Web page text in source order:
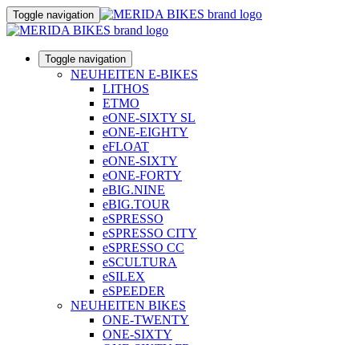
Toggle navigation
Toggle navigation
NEUHEITEN E-BIKES
LITHOS
ETMO
eONE-SIXTY SL
eONE-EIGHTY
eFLOAT
eONE-SIXTY
eONE-FORTY
eBIG.NINE
eBIG.TOUR
eSPRESSO
eSPRESSO CITY
eSPRESSO CC
eSCULTURA
eSILEX
eSPEEDER
NEUHEITEN BIKES
ONE-TWENTY
ONE-SIXTY